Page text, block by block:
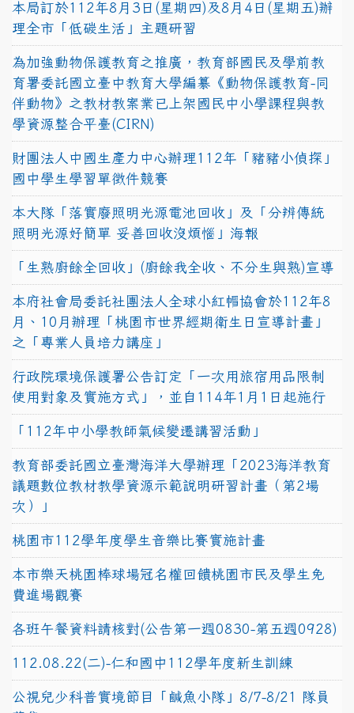
本局訂於112年8月3日(星期四)及8月4日(星期五)辦
理全市「低碳生活」主題研習
為加強動物保護教育之推廣，教育部國民及學前教
育署委託國立臺中教育大學編纂《動物保護教育-同
伴動物》之教材教案業已上架國民中小學課程與教
學資源整合平臺(CIRN)
財團法人中國生產力中心辦理112年「豬豬小偵探」
國中學生學習單徵件競賽
本大隊「落實廢照明光源電池回收」及「分辨傳統
照明光源好簡單 妥善回收沒煩惱」海報
「生熟廚餘全回收」(廚餘我全收、不分生與熟)宣導
本府社會局委託社團法人全球小紅帽協會於112年8
月、10月辦理「桃園市世界經期衛生日宣導計畫」
之「專業人員培力講座」
行政院環境保護署公告訂定「一次用旅宿用品限制
使用對象及實施方式」，並自114年1月1日起施行
「112年中小學教師氣候變遷講習活動」
教育部委託國立臺灣海洋大學辦理「2023海洋教育
議題數位教材教學資源示範說明研習計畫（第2場
次）」
桃園市112學年度學生音樂比賽實施計畫
本市樂天桃園棒球場冠名權回饋桃園市民及學生免
費進場觀賽
各班午餐資料請核對(公告第一週0830-第五週0928)
112.08.22(二)-仁和國中112學年度新生訓練
公視兒少科普實境節目「鹹魚小隊」8/7-8/21 隊員